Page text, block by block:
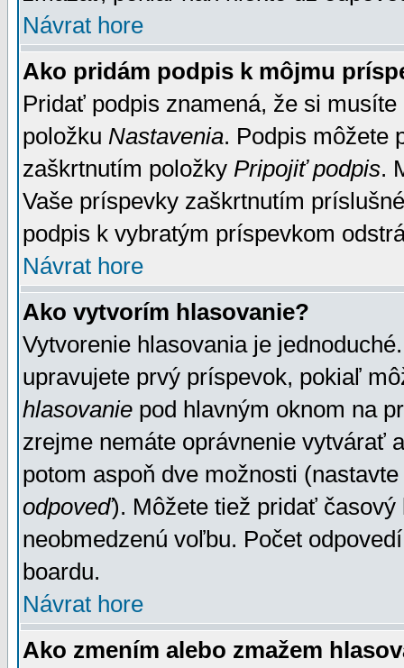
Návrat hore
Ako pridám podpis k môjmu
Pridať podpis znamená, že si
položku Nastavenia. Podpis môžete
zaškrtnutím položky Pripojiť podpis.
Vaše príspevky zaškrtnutím
podpis k vybratým príspevkom
Návrat hore
Ako vytvorím hlasovanie?
Vytvorenie hlasovania je
upravujete prvý príspevok, pokiaľ
hlasovanie pod hlavným oknom na
zrejme nemáte oprávnenie vytvárať
potom aspoň dve možnosti
odpoveď). Môžete tiež pridať
neobmedzenú voľbu. Počet
boardu.
Návrat hore
Ako zmením alebo zmažem